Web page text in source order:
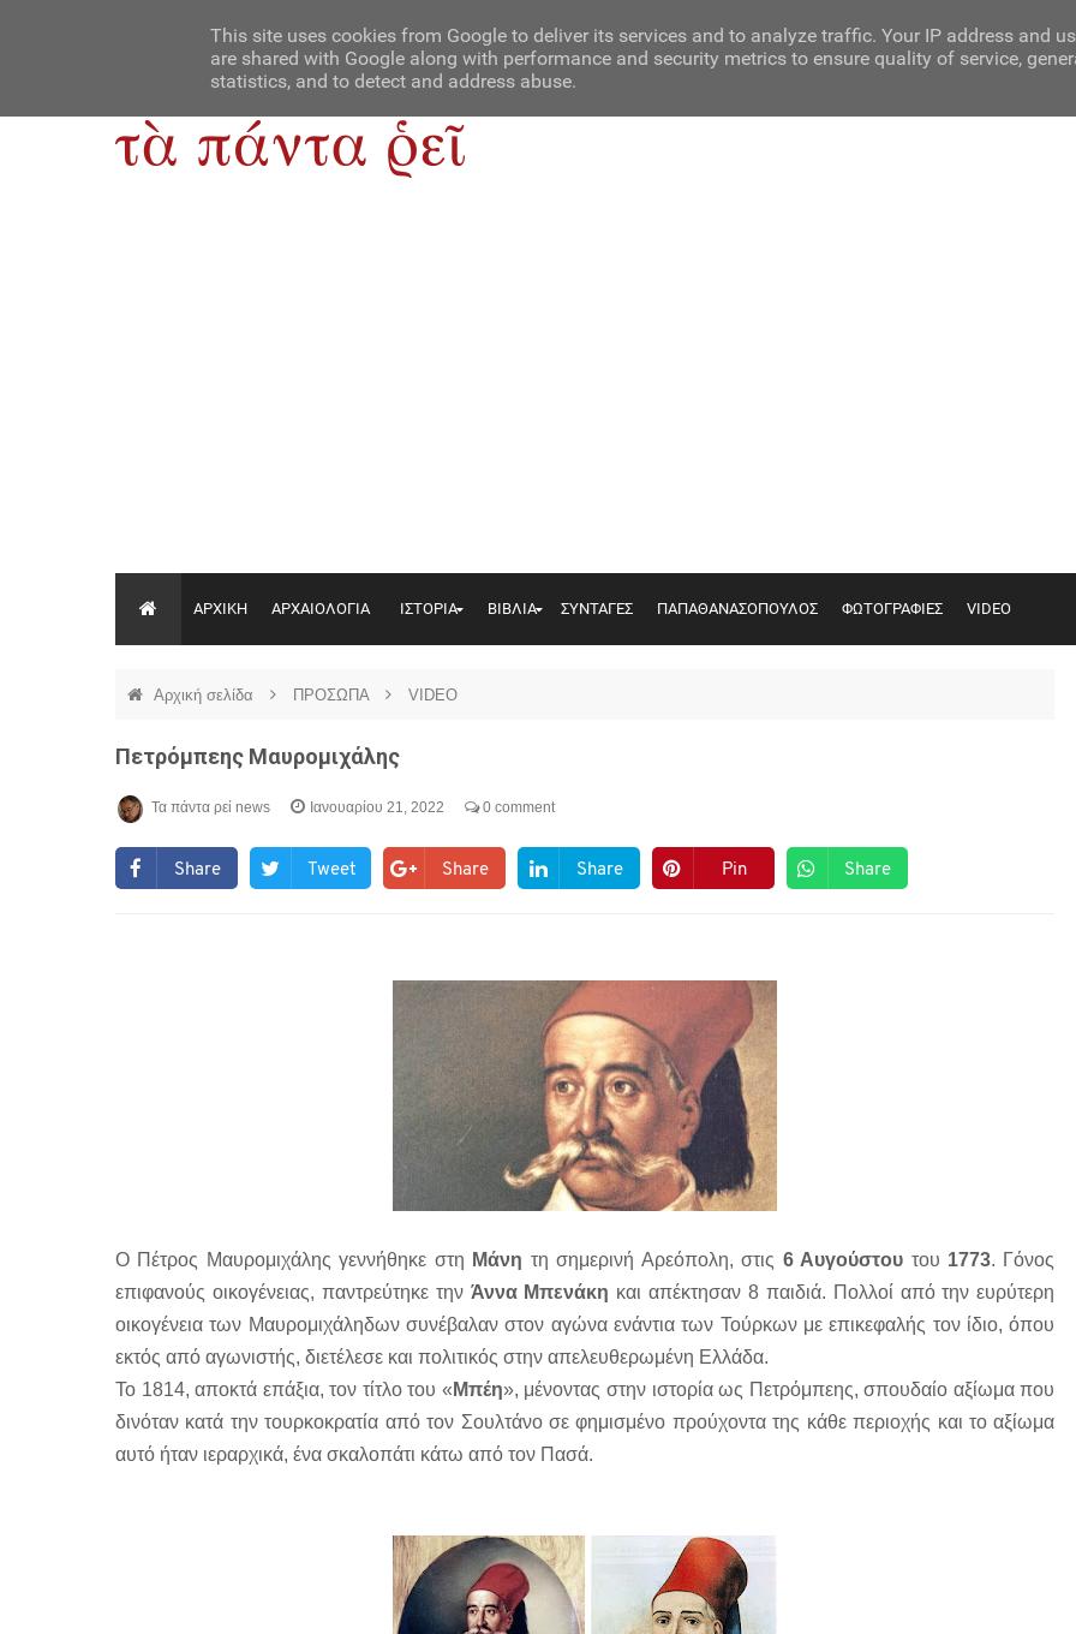
Contact Us About Us
ΑΡΧΙΚΗ ΑΡΧΑΙΟΛΟΓΙΑ ΙΣΤΟΡΙΑ ΒΙΒΛΙΑ ΣΥΝΤΑΓΕΣ ΠΑΠΑΘΑΝΑΣΟΠΟΥΛΟΣ ΦΩΤΟΓΡΑΦΙΕΣ VIDEO
Αρχική σελίδα ΠΡΟΣΩΠΑ VIDEO
Πετρόμπεης Μαυρομιχάλης
Τα πάντα ρεί news Ιανουαρίου 21, 2022 0 comment
Share Tweet Share Share Pin Share
Ο Πέτρος Μαυρομιχάλης γεννήθηκε στη Μάνη τη σημερινή Αρεόπολη, στις 6 Αυγούστου του 1773. Γόνος
επιφανούς οικογένειας, παντρεύτηκε την Άννα Μπενάκη και απέκτησαν 8 παιδιά. Πολλοί από την ευρύτερη
οικογένεια των Μαυρομιχάληδων συνέβαλαν στον αγώνα ενάντια των Τούρκων με επικεφαλής τον ίδιο, όπου
εκτός από αγωνιστής, διετέλεσε και πολιτικός στην απελευθερωμένη Ελλάδα.
Το 1814, αποκτά επάξια, τον τίτλο του « Μπέη», μένοντας στην ιστορία ως Πετρόμπεης, σπουδαίο αξίωμα που
δινόταν κατά την τουρκοκρατία από τον Σουλτάνο σε φημισμένο προύχοντα της κάθε περιοχής και το αξίωμα
αυτό ήταν ιεραρχικά, ένα σκαλοπάτι κάτω από τον Πασά.
This site uses cookies from Google to deliver its services and to analyze traffic. Your IP address and
are shared with Google along with performance and security metrics to ensure quality of service,
statistics, and to detect and address abuse.